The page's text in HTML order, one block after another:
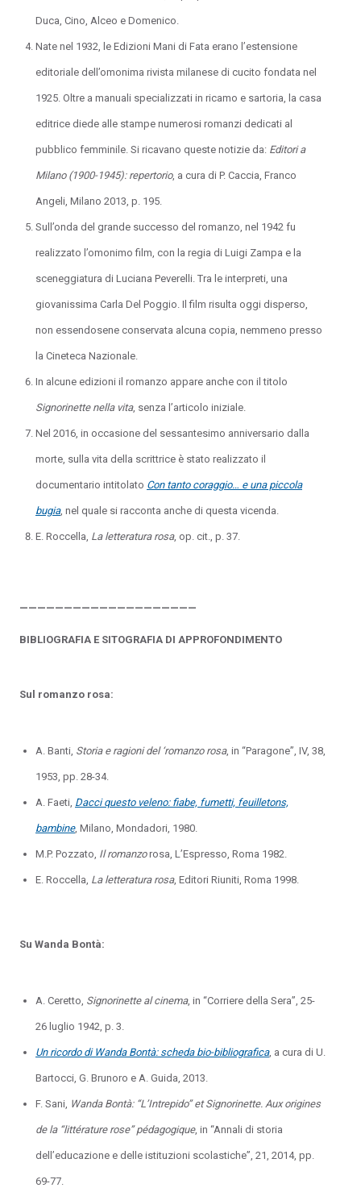
Duca, Cino, Alceo e Domenico.
Nate nel 1932, le Edizioni Mani di Fata erano l’estensione
editoriale dell’omonima rivista milanese di cucito fondata nel
1925. Oltre a manuali specializzati in ricamo e sartoria, la casa
editrice diede alle stampe numerosi romanzi dedicati al
pubblico femminile. Si ricavano queste notizie da: Editori a
Milano (1900-1945): repertorio, a cura di P. Caccia, Franco
Angeli, Milano 2013, p. 195.
Sull’onda del grande successo del romanzo, nel 1942 fu
realizzato l’omonimo film, con la regia di Luigi Zampa e la
sceneggiatura di Luciana Peverelli. Tra le interpreti, una
giovanissima Carla Del Poggio. Il film risulta oggi disperso,
non essendosene conservata alcuna copia, nemmeno presso
la Cineteca Nazionale.
In alcune edizioni il romanzo appare anche con il titolo
Signorinette nella vita, senza l’articolo iniziale.
Nel 2016, in occasione del sessantesimo anniversario dalla
morte, sulla vita della scrittrice è stato realizzato il
documentario intitolato Con tanto coraggio… e una piccola
bugia, nel quale si racconta anche di questa vicenda.
E. Roccella, La letteratura rosa, op. cit., p. 37.
BIBLIOGRAFIA E SITOGRAFIA DI APPROFONDIMENTO
Sul romanzo rosa:
A. Banti, Storia e ragioni del ‘romanzo rosa, in “Paragone”, IV, 38,
1953, pp. 28-34.
A. Faeti, Dacci questo veleno: fiabe, fumetti, feuilletons,
bambine, Milano, Mondadori, 1980.
M.P. Pozzato, Il romanzorosa, L’Espresso, Roma 1982.
E. Roccella, La letteratura rosa, Editori Riuniti, Roma 1998.
Su Wanda Bontà:
A. Ceretto, Signorinette al cinema, in “Corriere della Sera”, 25-
26 luglio 1942, p. 3.
Un ricordo di Wanda Bontà: scheda bio-bibliografica, a cura di U.
Bartocci, G. Brunoro e A. Guida, 2013.
F. Sani, Wanda Bontà: “L’Intrepido” et Signorinette. Aux origines
de la “littérature rose” pédagogique, in “Annali di storia
dell’educazione e delle istituzioni scolastiche”, 21, 2014, pp.
69-77.